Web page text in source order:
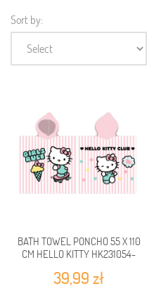
Sort by:
BATH TOWEL PONCHO 55 X 110
CM HELLO KITTY HK231054-
39,99 zł